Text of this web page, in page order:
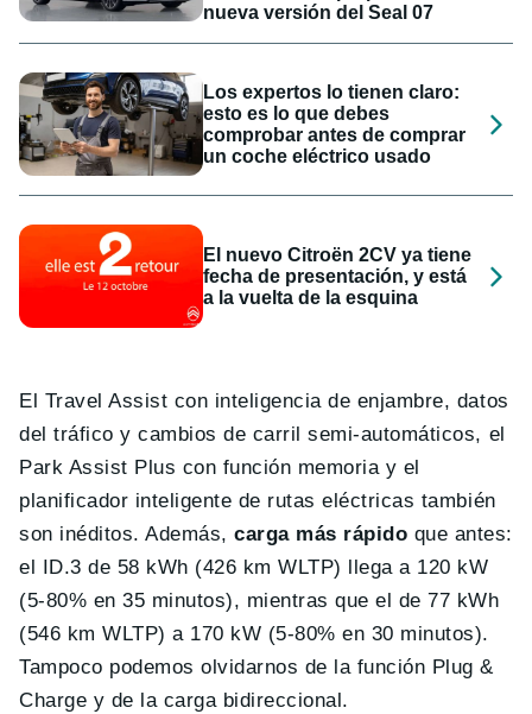
nueva versión del Seal 07
Los expertos lo tienen claro:
esto es lo que debes
comprobar antes de comprar
un coche eléctrico usado
El nuevo Citroën 2CV ya tiene
fecha de presentación, y está
a la vuelta de la esquina
El Travel Assist con inteligencia de enjambre, datos
del tráfico y cambios de carril semi-automáticos, el
Park Assist Plus con función memoria y el
planificador inteligente de rutas eléctricas también
son inéditos. Además,carga más rápido que antes:
el ID.3 de 58 kWh (426 km WLTP) llega a 120 kW
(5-80% en 35 minutos), mientras que el de 77 kWh
(546 km WLTP) a 170 kW (5-80% en 30 minutos).
Tampoco podemos olvidarnos de la función Plug &
Charge y de la carga bidireccional.